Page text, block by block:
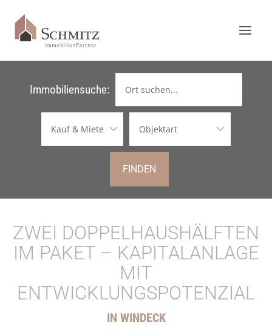
Immobiliensuche:
FINDEN
ZWEI DOPPELHAUSHÄLFTEN
IM PAKET – KAPITALANLAGE
MIT
ENTWICKLUNGSPOTENZIAL
IN WINDECK